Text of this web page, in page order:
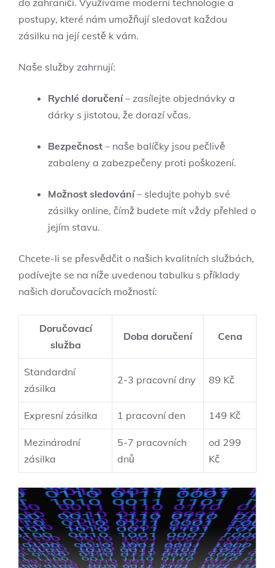
do zahraničí. Využíváme moderní technologie a
postupy, které ⁢nám umožňují sledovat každou⁣
zásilku na její ⁢cestě k vám.
Naše služby zahrnují:
Rychlé ‍doručení– zasílejte objednávky a
dárky s jistotou, že dorazí včas.
Bezpečnost – naše balíčky jsou‍ pečlivě
zabaleny ⁢a zabezpečeny proti poškození.
Možnost sledování– sledujte pohyb své
zásilky⁣ online, čímž ‍budete mít vždy ⁢přehled o
jejím stavu.
Chcete-li se přesvědčit o ⁣našich kvalitních službách,
⁢podívejte se na níže⁢ uvedenou tabulku s ‍příklady
našich doručovacích možností:
Doručovací
služba
Doba doručení Cena
Standardní
zásilka
2-3 pracovní dny 89 Kč
Expresní zásilka 1 pracovní den 149 Kč
Mezinárodní
zásilka
5-7 ⁣pracovních
dnů
od ‍299‌
Kč